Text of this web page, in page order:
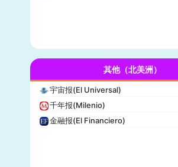
布赖特巴特新闻网(Breitbart News)
美联社(AP)
洛杉矶时报(Los Angeles Times)
Insider
其他（北美洲）
宇宙报(El Universal)
千年报(Milenio)
金融报(El Financiero)